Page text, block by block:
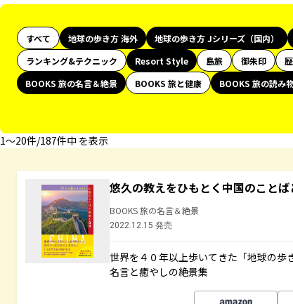
すべて 地球の歩き方 海外 地球の歩き方 Jシリーズ（国内）
ランキング&テクニック
Resort Style 島旅 御朱印
BOOKS 旅の名言＆絶景
BOOKS 旅と健康 BOOKS 旅の読み
1〜20件/187件中 を表示
悠久の教えをひもとく中国のことば
BOOKS 旅の名言＆絶景
2022.12.15 発売
世界を４０年以上歩いてきた「地球の歩
名言と癒やしの絶景集